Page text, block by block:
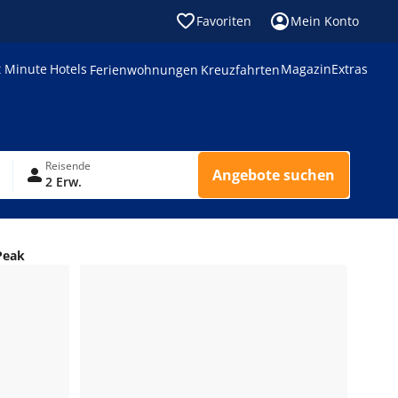
Favoriten Mein Konto
Minute Hotels Ferienwohnungen KreuzfahrtenMagazinExtras
Reisende
2 Erw. Angebote suchen